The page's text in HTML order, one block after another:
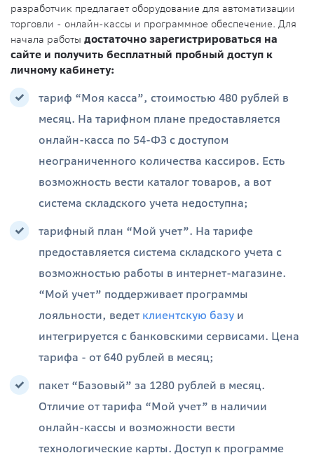
разработчик предлагает оборудование для автоматизации
торговли - онлайн-кассы и программное обеспечение. Для
начала работы достаточно зарегистрироваться на
сайте и получить бесплатный пробный доступ к
личному кабинету:
тариф “Моя касса”, стоимостью 480 рублей в
месяц. На тарифном плане предоставляется
онлайн-касса по 54-ФЗ с доступом
неограниченного количества кассиров. Есть
возможность вести каталог товаров, а вот
система складского учета недоступна;
тарифный план “Мой учет”. На тарифе
предоставляется система складского учета с
возможностью работы в интернет-магазине.
“Мой учет” поддерживает программы
лояльности, ведет клиентскую базу и
интегрируется с банковскими сервисами. Цена
тарифа - от 640 рублей в месяц;
пакет “Базовый” за 1280 рублей в месяц.
Отличие от тарифа “Мой учет” в наличии
онлайн-кассы и возможности вести
технологические карты. Доступ к программе